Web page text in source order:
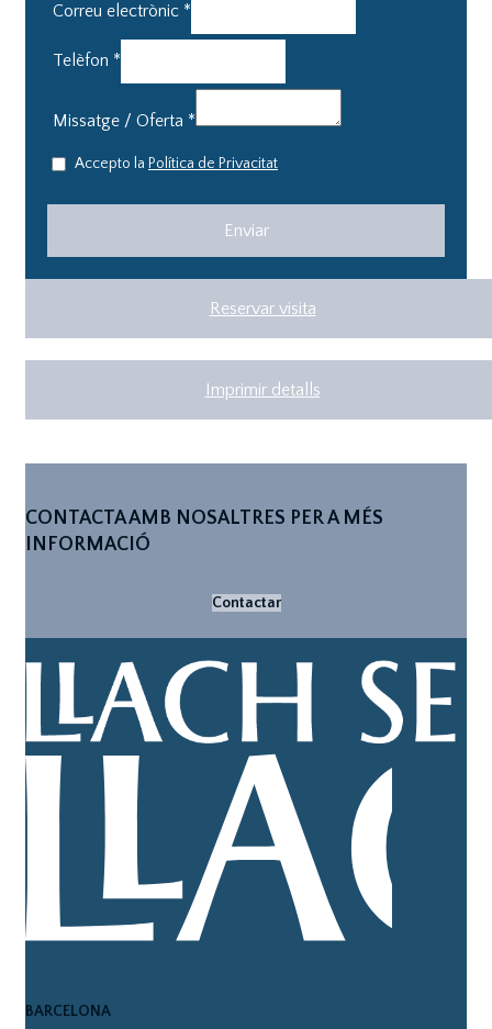
Correu electrònic *
Telèfon *
Missatge / Oferta *
Accepto la Política de Privacitat
Reservar visita
Imprimir detalls
CONTACTA AMB NOSALTRES PER A MÉS
INFORMACIÓ
Contactar
BARCELONA